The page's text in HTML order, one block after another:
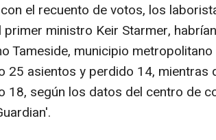
el recuento de votos, los
primer ministro Keir Starmer,
Tameside, municipio
25 asientos y perdido 14, mientras
18, según los datos del centro de